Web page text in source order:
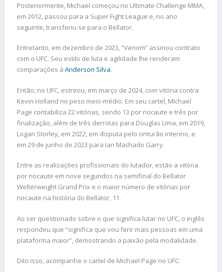
Posteriormente, Michael começou no Ultimate Challenge MMA,
em 2012, passou para a Super Fight League e, no ano
seguinte, transferiu-se para o Bellator.
Entretanto, em dezembro de 2023, “Venom” assinou contrato
com o UFC. Seu estilo de luta e agilidade lhe renderam
comparações à Anderson Silva.
Então, no UFC, estreou, em março de 2024, com vitória contra
Kevin Holland no peso meio-médio. Em seu cartel, Michael
Page contabiliza 22 vitórias, sendo 13 por nocaute e três por
finalização, além de três derrotas para Douglas Lima, em 2019,
Logan Storley, em 2022, em disputa pelo cinturão interino, e
em 29 de junho de 2023 para Ian Machado Garry.
Entre as realizações profissionais do lutador, estão a vitória
por nocaute em nove segundos na semifinal do Bellator
Welterweight Grand Prix e o maior número de vitórias por
nocaute na história do Bellator, 11.
Ao ser questionado sobre o que significa lutar no UFC, o inglês
respondeu que “significa que vou ferir mais pessoas em uma
plataforma maior”, demostrando a paixão pela modalidade.
Dito isso, acompanhe o cartel de Michael Page no UFC: